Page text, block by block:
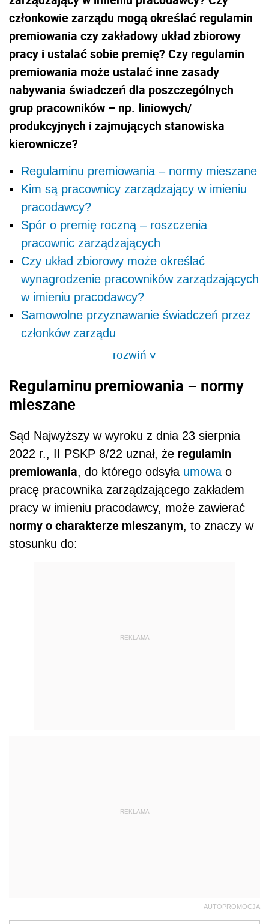
członkowie zarządu mogą określać regulamin
premiowania czy zakładowy układ zbiorowy
pracy i ustalać sobie premię? Czy regulamin
premiowania może ustalać inne zasady
nabywania świadczeń dla poszczególnych
grup pracowników – np. liniowych/
produkcyjnych i zajmujących stanowiska
kierownicze?
Regulaminu premiowania – normy mieszane
Kim są pracownicy zarządzający w imieniu
pracodawcy?
Spór o premię roczną – roszczenia
pracownic zarządzających
Czy układ zbiorowy może określać
wynagrodzenie pracowników zarządzających
w imieniu pracodawcy?
Samowolne przyznawanie świadczeń przez
członków zarządu
rozwiń>
Regulaminu premiowania – normy
mieszane
Sąd Najwyższy w wyroku z dnia 23 sierpnia
2022 r., II PSKP 8/22 uznał, że regulamin
premiowania, do którego odsyła umowa o
pracę pracownika zarządzającego zakładem
pracy w imieniu pracodawcy, może zawierać
normy o charakterze mieszanym, to znaczy w
stosunku do:
REKLAMA
REKLAMA
AUTOPROMOCJA